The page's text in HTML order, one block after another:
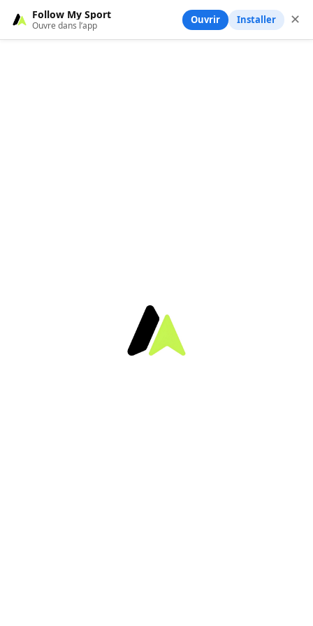
Follow My Sport
Ouvre dans l’app Ouvrir Installer ✕